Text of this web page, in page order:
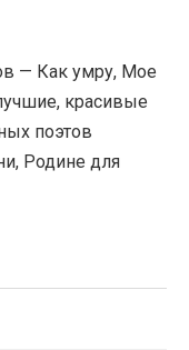
— Как умру, Мое
красивые
поэтов
Родине для